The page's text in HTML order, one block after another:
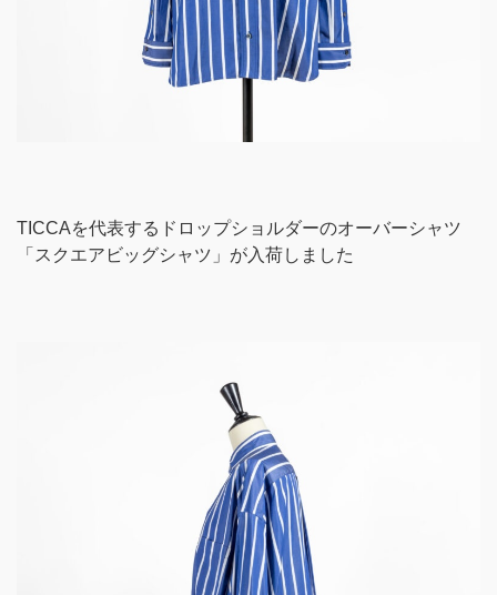
TICCAを代表するドロップショルダーのオーバーシャツ
「スクエアビッグシャツ」が入荷しました